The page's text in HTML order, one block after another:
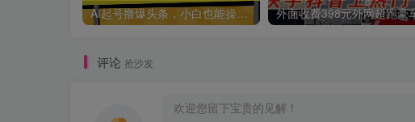
AI起号撸爆头条，小白也能操作，日入2000+
评论 抢沙发